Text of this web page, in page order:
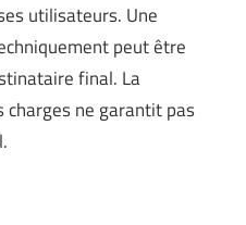
utilisateurs. Une
peut être
final. La
charges ne garantit pas